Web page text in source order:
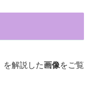
を解説した画像をご覧